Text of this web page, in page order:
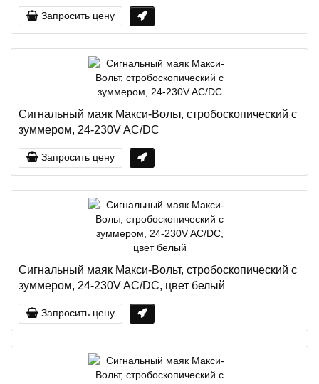
Запросить цену
Сигнальный маяк Макси-Вольт, стробоскопический с
зуммером, 24-230V AC/DC
Запросить цену
Сигнальный маяк Макси-Вольт, стробоскопический с
зуммером, 24-230V AC/DC, цвет белый
Запросить цену